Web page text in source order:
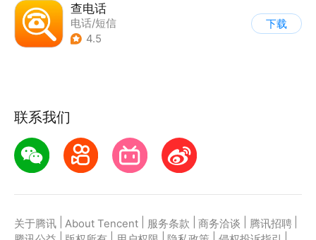
查电话
电话/短信
4.5
下载
联系我们
关于腾讯 About Tencent 服务条款 商务洽谈 腾讯招聘